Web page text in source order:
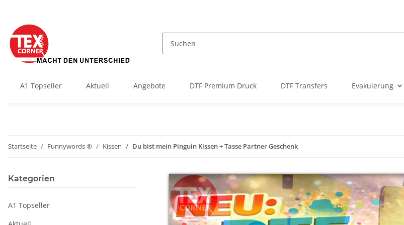
A1 Topseller Aktuell Angebote DTF Premium Druck DTF Transfers Evakuierung
Startseite Funnywords ® Kissen Du bist mein Pinguin Kissen + Tasse Partner Geschenk
Kategorien
A1 Topseller